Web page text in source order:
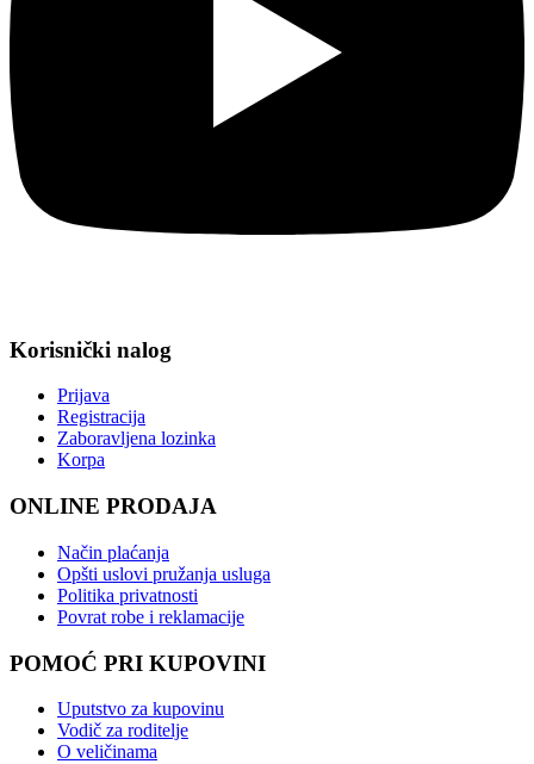
Korisnički nalog
Prijava
Registracija
Zaboravljena lozinka
Korpa
ONLINE PRODAJA
Način plaćanja
Opšti uslovi pružanja usluga
Politika privatnosti
Povrat robe i reklamacije
POMOĆ PRI KUPOVINI
Uputstvo za kupovinu
Vodič za roditelje
O veličinama